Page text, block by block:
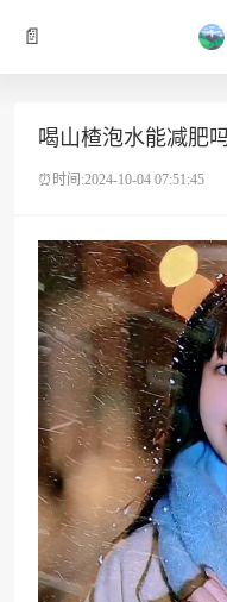
📄
喝山楂泡水能减肥
⏰时间:2024-10-04 07:51:45